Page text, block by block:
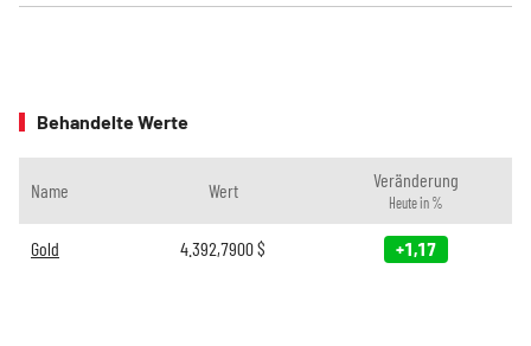
Behandelte Werte
Name Wert Veränderung
Heute in %
Gold 4.392,7900$ +1,17